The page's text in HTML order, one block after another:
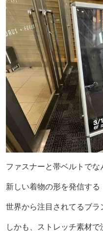
ファスナーと帯ベルトでな
新しい着物の形を発信する
世界から注目されてるブラ
しかも、ストレッチ素材